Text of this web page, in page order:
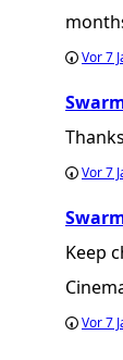
Vor7
Vor7
Keep
Vor7